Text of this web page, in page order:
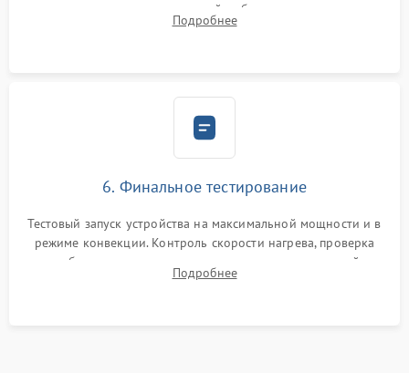
исключить перегрев кухонной мебели и потерю тепла.
Надежная фиксация клемм и сборка корпуса шкафа.
Подробнее
6. Финальное тестирование
Тестовый запуск устройства на максимальной мощности и в
режиме конвекции. Контроль скорости нагрева, проверка
срабатывания термостата при достижении заданной
температуры и тест на отсутствие утечек тока.
Подробнее